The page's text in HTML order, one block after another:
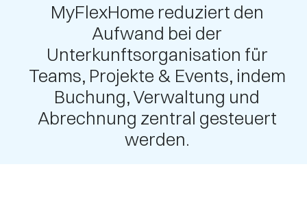
MyFlexHome reduziert den
Aufwand bei der
Unterkunftsorganisation für
Teams, Projekte & Events, indem
Buchung, Verwaltung und
Abrechnung zentral gesteuert
werden.